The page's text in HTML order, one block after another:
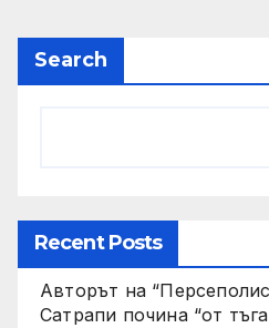
Search
Recent Posts
Авторът на
Сатрапи почина “от